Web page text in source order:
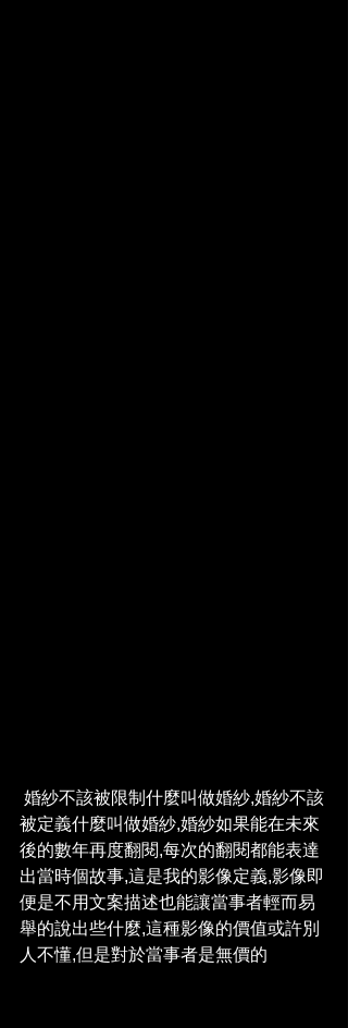
被定義什麼叫做婚紗,婚紗如果能在未來
後的數年再度翻閱,每次的翻閱都能表達
出當時個故事,這是我的影像定義,影像即
便是不用文案描述也能讓當事者輕而易
舉的說出些什麼,這種影像的價值或許別
人不懂,但是對於當事者是無價的